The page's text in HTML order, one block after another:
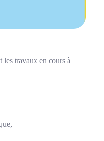
les travaux en cours à